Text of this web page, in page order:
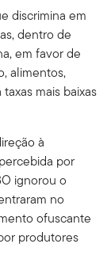
discrimina em
dentro de
em favor de
alimentos,
mais baixas
à
por
ignorou o
no
ofuscante
produtores